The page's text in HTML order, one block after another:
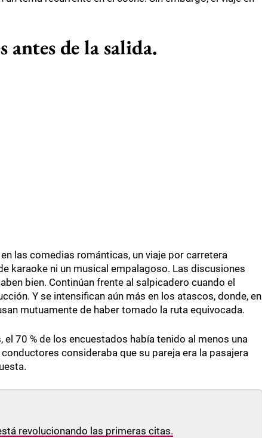
antes de la salida.
las comedias románticas, un viaje por carretera
karaoke ni un musical empalagoso. Las discusiones
bien. Continúan frente al salpicadero cuando el
Y se intensifican aún más en los atascos, donde, en
mutuamente de haber tomado la ruta equivocada.
70 % de los encuestados había tenido al menos una
consideraba que su pareja era la pasajera
revolucionando las primeras citas.